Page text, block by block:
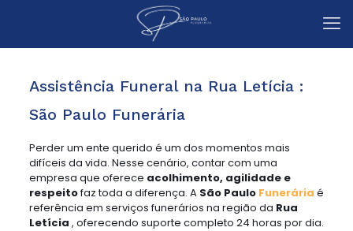
Assistência Funeral na Rua Letícia :
São Paulo Funerária
Perder um ente querido é um dos momentos mais
difíceis da vida. Nesse cenário, contar com uma
empresa que oferece acolhimento, agilidade e
respeitofaz toda a diferença. A São Paulo Funerária é
referência em serviços funerários na região da Rua
Letícia , oferecendo suporte completo 24 horas por dia.